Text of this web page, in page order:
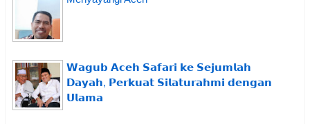
𝗪𝗮𝗴𝘂𝗯 𝗔𝗰𝗲𝗵 𝗦𝗮𝗳𝗮𝗿𝗶 𝗸𝗲 𝗦𝗲𝗷𝘂𝗺𝗹𝗮𝗵
𝗗𝗮𝘆𝗮𝗵, 𝗣𝗲𝗿𝗸𝘂𝗮𝘁 𝗦𝗶𝗹𝗮𝘁𝘂𝗿𝗮𝗵𝗺𝗶 𝗱𝗲𝗻𝗴𝗮𝗻
𝗨𝗹𝗮𝗺𝗮